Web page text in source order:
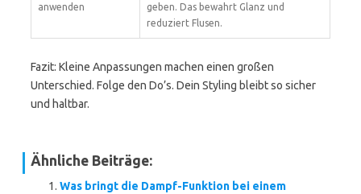
anwenden
geben. Das bewahrt Glanz und
reduziert Flusen.
Fazit: Kleine Anpassungen machen einen großen
Unterschied. Folge den Do’s. Dein Styling bleibt so sicher
und haltbar.
Ähnliche Beiträge:
Was bringt die Dampf-Funktion bei einem